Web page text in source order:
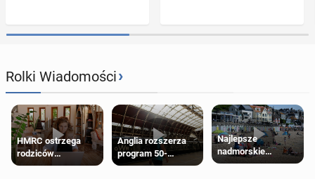
Rolki Wiadomości›
HMRC ostrzega
rodziców
pobierających Child
Anglia rozszerza
program 50-
procentowych
Najlepsze
nadmorskie
miasteczko blisko